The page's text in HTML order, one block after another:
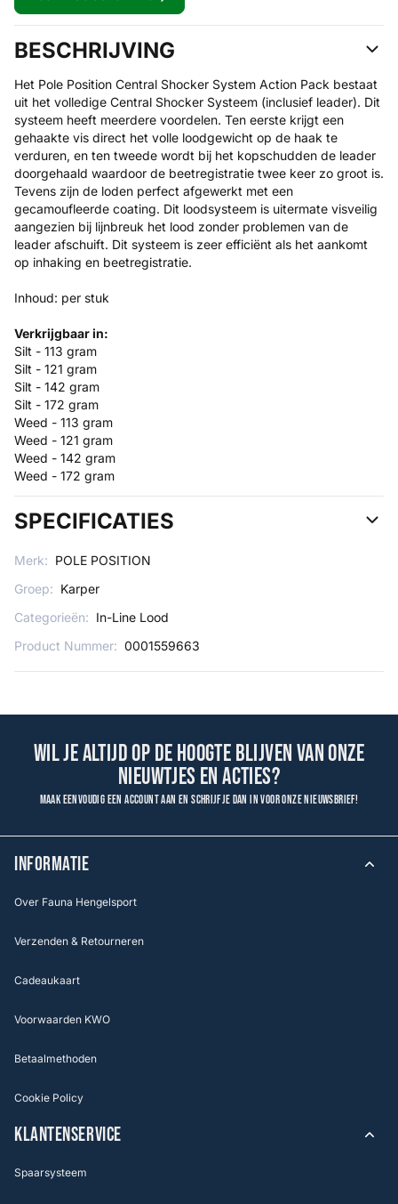
BESCHRIJVING
Het Pole Position Central Shocker System Action Pack bestaat
uit het volledige Central Shocker Systeem (inclusief leader). Dit
systeem heeft meerdere voordelen. Ten eerste krijgt een
gehaakte vis direct het volle loodgewicht op de haak te
verduren, en ten tweede wordt bij het kopschudden de leader
doorgehaald waardoor de beetregistratie twee keer zo groot is.
Tevens zijn de loden perfect afgewerkt met een
gecamoufleerde coating. Dit loodsysteem is uitermate visveilig
aangezien bij lijnbreuk het lood zonder problemen van de
leader afschuift. Dit systeem is zeer efficiënt als het aankomt
op inhaking en beetregistratie.
Inhoud: per stuk
Verkrijgbaar in:
Silt - 113 gram
Silt - 121 gram
Silt - 142 gram
Silt - 172 gram
Weed - 113 gram
Weed - 121 gram
Weed - 142 gram
Weed - 172 gram
SPECIFICATIES
Merk: POLE POSITION
Groep: Karper
Categorieën: In-Line Lood
Product Nummer: 0001559663
Wil je altijd op de hoogte blijven van onze
nieuwtjes en acties?
Maak eenvoudig een account aan en schrijf je dan in voor onze nieuwsbrief!
INFORMATIE
Over Fauna Hengelsport
Verzenden & Retourneren
Cadeaukaart
Voorwaarden KWO
Betaalmethoden
Cookie Policy
KLANTENSERVICE
Spaarsysteem